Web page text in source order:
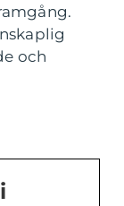
och